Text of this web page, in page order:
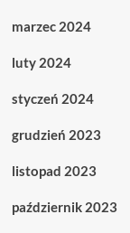
marzec 2024
luty 2024
styczeń 2024
grudzień 2023
listopad 2023
październik 2023